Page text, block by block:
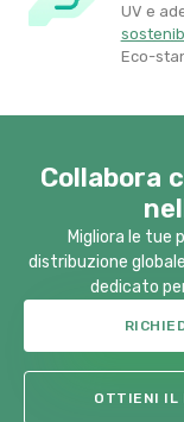
UV e
Eco-
Collabora
Migliora le tue
distribuzione
dedicato
OTTIENI IL